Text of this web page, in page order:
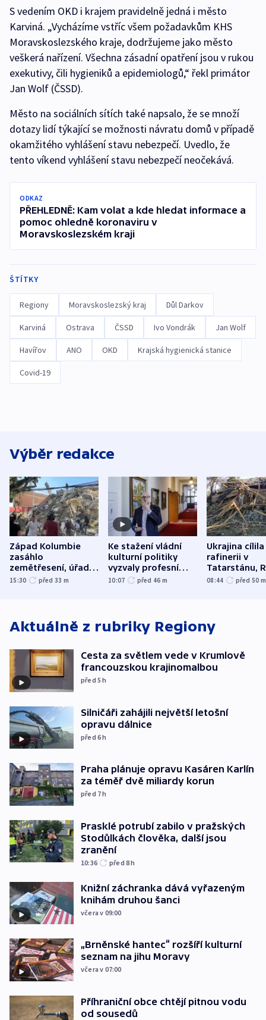
S vedením OKD i krajem pravidelně jedná i město
Karviná. „Vycházíme vstříc všem požadavkům KHS
Moravskoslezského kraje, dodržujeme jako město
veškerá nařízení. Všechna zásadní opatření jsou v rukou
exekutivy, čili hygieniků a epidemiologů,“ řekl primátor
Jan Wolf (ČSSD).
Město na sociálních sítích také napsalo, že se množí
dotazy lidí týkající se možnosti návratu domů v případě
okamžitého vyhlášení stavu nebezpečí. Uvedlo, že
tento víkend vyhlášení stavu nebezpečí neočekává.
ODKAZ
PŘEHLEDNĚ: Kam volat a kde hledat informace a
pomoc ohledně koronaviru v
Moravskoslezském kraji
ŠTÍTKY
Regiony Moravskoslezský kraj Důl Darkov
Karviná Ostrava ČSSD Ivo Vondrák Jan Wolf
Havířov ANO OKD Krajská hygienická stanice
Covid-19
Výběr redakce
Západ Kolumbie
zasáhlo
zemětřesení, úřady
hlásí přes sto obětí
15:30 před 33 m
Ke stažení vládní
kulturní politiky
vyzvaly profesní
organizace, spolky i
10:07 před 46 m
Ukrajina cílila
rafinerii v
Tatarstánu,
útočilo na
08:44 před 50 m
Aktuálně z rubriky Regiony
Cesta za světlem vede v Krumlově
francouzskou krajinomalbou
před 5h
Silničáři zahájili největší letošní
opravu dálnice
před 6h
Praha plánuje opravu Kasáren Karlín
za téměř dvě miliardy korun
před 7h
Prasklé potrubí zabilo v pražských
Stodůlkách člověka, další jsou
zranění
10:36 před 8h
Knižní záchranka dává vyřazeným
knihám druhou šanci
včera v 09:00
„Brněnské hantec“ rozšíří kulturní
seznam na jihu Moravy
včera v 07:00
Příhraniční obce chtějí pitnou vodu
od sousedů